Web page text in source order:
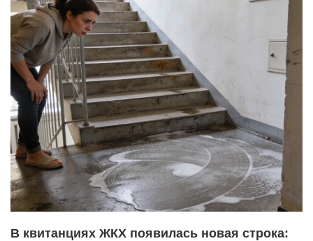
В квитанциях ЖКХ появилась новая строка: